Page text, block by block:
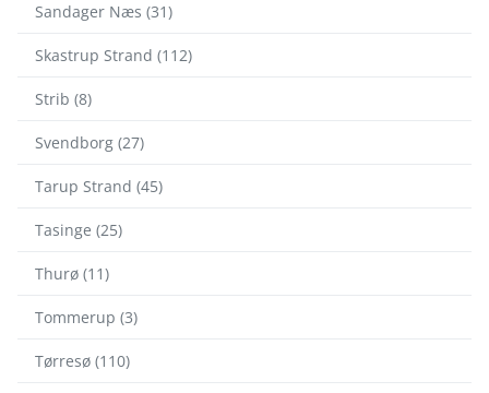
Sandager Næs (31)
Skastrup Strand (112)
Strib (8)
Svendborg (27)
Tarup Strand (45)
Tasinge (25)
Thurø (11)
Tommerup (3)
Tørresø (110)